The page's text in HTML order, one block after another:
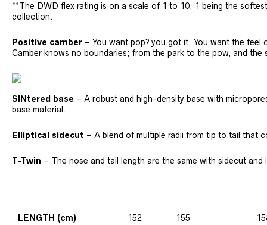
**The DWD flex rating is on a scale of 1 to 10. 1 being the
collection.
Positive camber – You want pop? you got it. You want the
Camber knows no boundaries; from the park to the pow, and
SINtered base – A robust and high-density base with
base material.
Elliptical sidecut – A blend of multiple radii from tip to tail that
T-Twin – The nose and tail length are the same with sidecut
LENGTH (cm) 152 155